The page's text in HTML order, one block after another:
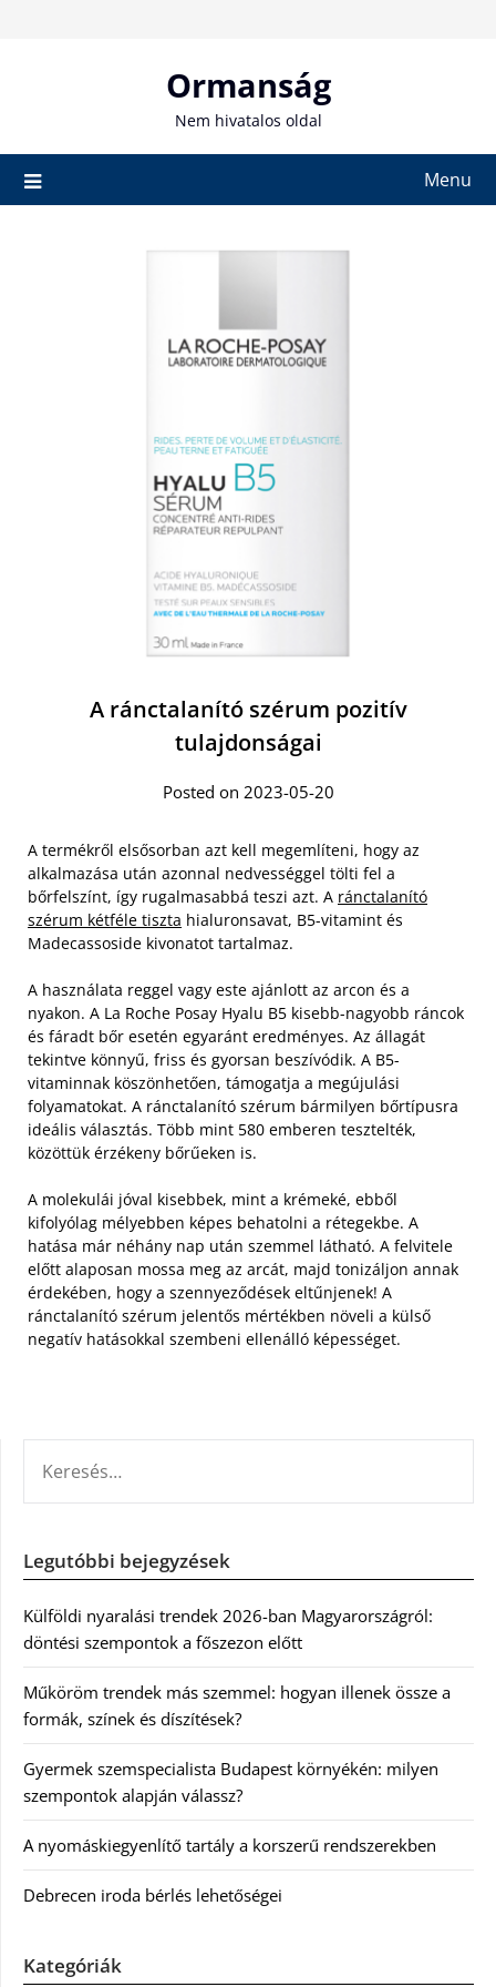
Ormanság
Nem hivatalos oldal
Menu
A ránctalanító szérum pozitív
tulajdonságai
Posted on 2023-05-20
A termékről elsősorban azt kell megemlíteni, hogy az
alkalmazása után azonnal nedvességgel tölti fel a
bőrfelszínt, így rugalmasabbá teszi azt. A ránctalanító
szérum kétféle tiszta hialuronsavat, B5-vitamint és
Madecassoside kivonatot tartalmaz.
A használata reggel vagy este ajánlott az arcon és a
nyakon. A La Roche Posay Hyalu B5 kisebb-nagyobb ráncok
és fáradt bőr esetén egyaránt eredményes. Az állagát
tekintve könnyű, friss és gyorsan beszívódik. A B5-
vitaminnak köszönhetően, támogatja a megújulási
folyamatokat. A ránctalanító szérum bármilyen bőrtípusra
ideális választás. Több mint 580 emberen tesztelték,
közöttük érzékeny bőrűeken is.
A molekulái jóval kisebbek, mint a krémeké, ebből
kifolyólag mélyebben képes behatolni a rétegekbe. A
hatása már néhány nap után szemmel látható. A felvitele
előtt alaposan mossa meg az arcát, majd tonizáljon annak
érdekében, hogy a szennyeződések eltűnjenek! A
ránctalanító szérum jelentős mértékben növeli a külső
negatív hatásokkal szembeni ellenálló képességet.
Legutóbbi bejegyzések
Külföldi nyaralási trendek 2026-ban Magyarországról:
döntési szempontok a főszezon előtt
Műköröm trendek más szemmel: hogyan illenek össze a
formák, színek és díszítések?
Gyermek szemspecialista Budapest környékén: milyen
szempontok alapján válassz?
A nyomáskiegyenlítő tartály a korszerű rendszerekben
Debrecen iroda bérlés lehetőségei
Kategóriák